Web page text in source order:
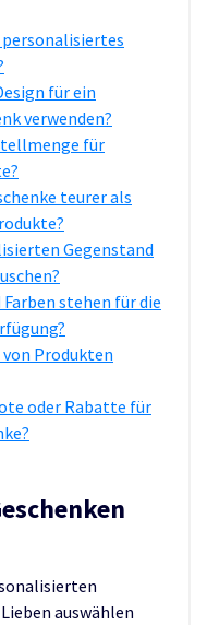
personalisiertes
für ein
verwenden?
für
teurer als
Gegenstand
stehen für die
Produkten
oder Rabatte für
auswählen